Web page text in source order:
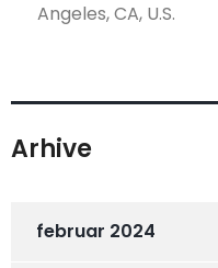
Angeles, CA, U.S.
Arhive
februar 2024